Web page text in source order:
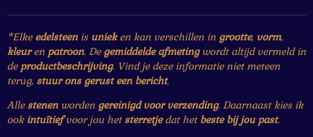
*Elke edelsteenis unieken kan verschillen in grootte, vorm,
kleuren patroon. De gemiddelde afmetingwordt altijd vermeld in
de productbeschrijving. Vind je deze informatie niet meteen
terug, stuur ons gerust een bericht.
Alle stenenworden gereinigd voor verzending. Daarnaast kies ik
ook intuïtiefvoor jou het sterretjedat het beste bij jou past.